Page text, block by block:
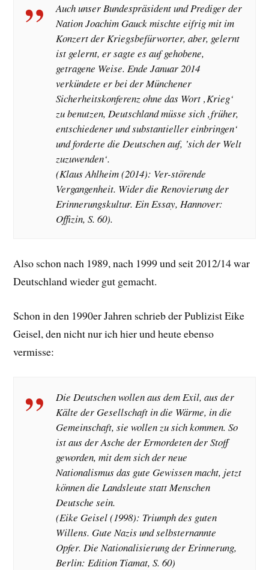
Auch unser Bundespräsident und Prediger der
Nation Joachim Gauck mischte eifrig mit im
Konzert der Kriegsbefürworter, aber, gelernt
ist gelernt, er sagte es auf gehobene,
getragene Weise. Ende Januar 2014
verkündete er bei der Münchener
Sicherheitskonferenz ohne das Wort ‚Krieg‘
zu benutzen, Deutschland müsse sich ‚früher,
entschiedener und substantieller einbringen‘
und forderte die Deutschen auf, ’sich der Welt
zuzuwenden‘.
(Klaus Ahlheim (2014): Ver-störende
Vergangenheit. Wider die Renovierung der
Erinnerungskultur. Ein Essay, Hannover:
Offizin, S. 60).
Also schon nach 1989, nach 1999 und seit 2012/14 war
Deutschland wieder gut gemacht.
Schon in den 1990er Jahren schrieb der Publizist Eike
Geisel, den nicht nur ich hier und heute ebenso
vermisse:
Die Deutschen wollen aus dem Exil, aus der
Kälte der Gesellschaft in die Wärme, in die
Gemeinschaft, sie wollen zu sich kommen. So
ist aus der Asche der Ermordeten der Stoff
geworden, mit dem sich der neue
Nationalismus das gute Gewissen macht, jetzt
können die Landsleute statt Menschen
Deutsche sein.
(Eike Geisel (1998): Triumph des guten
Willens. Gute Nazis und selbsternannte
Opfer. Die Nationalisierung der Erinnerung,
Berlin: Edition Tiamat, S. 60)